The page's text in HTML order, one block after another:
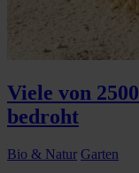
Viele von
bedroht
Bio & Natur Garten